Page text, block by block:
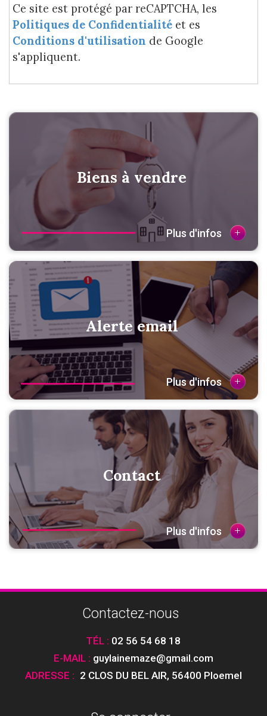
Ce site est protégé par reCAPTCHA, les
Politiques de Confidentialité et es
Conditions d'utilisation de Google
s'appliquent.
Biens à vendre
Plus d'infos +
Alerte email
Plus d'infos +
Contact
Plus d'infos +
Contactez-nous
TÉL : 02 56 54 68 18
E-MAIL : guylainemaze@gmail.com
ADRESSE : 2 CLOS DU BEL AIR, 56400 Ploemel